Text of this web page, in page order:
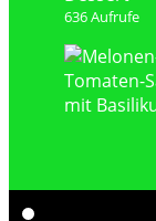
636 Aufrufe